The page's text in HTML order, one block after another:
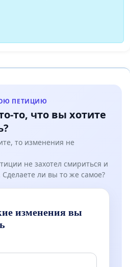
ПЕТИЦИЮ
то, что вы хотите
то изменения не
не захотел смириться и
ли вы то же самое?
изменения вы